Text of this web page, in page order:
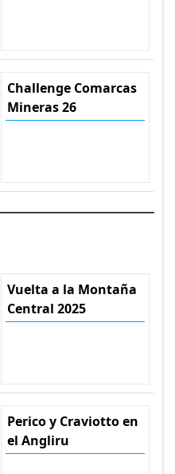
Challenge Comarcas
Mineras 26
Vuelta a la Montaña
Central 2025
Perico y Craviotto en
el Angliru